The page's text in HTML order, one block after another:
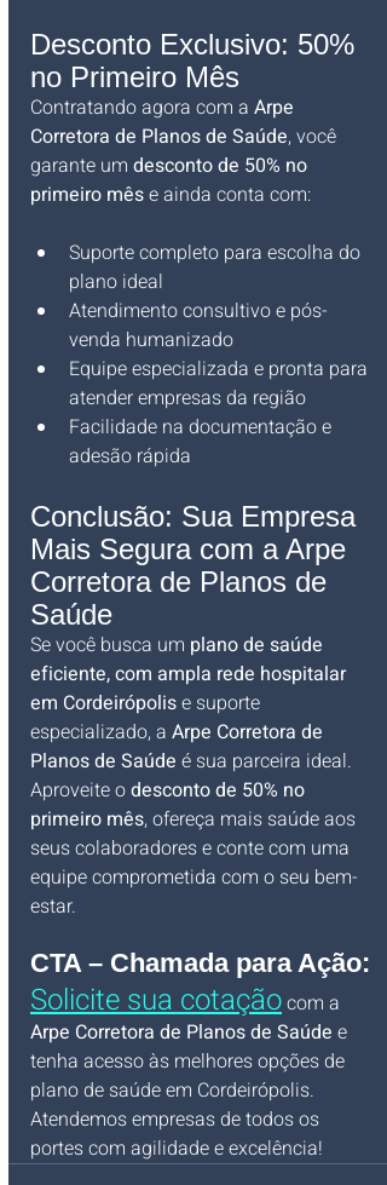
Desconto Exclusivo: 50%
no Primeiro Mês
Contratando agora com a Arpe
Corretora de Planos de Saúde, você
garante um desconto de 50% no
primeiro mês e ainda conta com:
Suporte completo para escolha do
plano ideal
Atendimento consultivo e pós-
venda humanizado
Equipe especializada e pronta para
atender empresas da região
Facilidade na documentação e
adesão rápida
Conclusão: Sua Empresa
Mais Segura com a Arpe
Corretora de Planos de
Saúde
Se você busca um plano de saúde
eficiente, com ampla rede hospitalar
em Cordeirópolis e suporte
especializado, a Arpe Corretora de
Planos de Saúde é sua parceira ideal.
Aproveite o desconto de 50% no
primeiro mês, ofereça mais saúde aos
seus colaboradores e conte com uma
equipe comprometida com o seu bem-
estar.
CTA – Chamada para Ação:
Solicite sua cotação com a
Arpe Corretora de Planos de Saúde e
tenha acesso às melhores opções de
plano de saúde em Cordeirópolis.
Atendemos empresas de todos os
portes com agilidade e excelência!